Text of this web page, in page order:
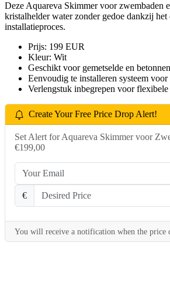
Deze Aquareva Skimmer voor zwembaden
kristalhelder water zonder gedoe dankzij het
installatieproces.
Prijs: 199 EUR
Kleur: Wit
Geschikt voor gemetselde en
Eenvoudig te installeren systeem
Verlengstuk inbegrepen voor flexibele
Create Your Free Price Drop Alert!
Set Alert for Aquareva Skimmer voor
€199,00
€
You will receive a notification when the price